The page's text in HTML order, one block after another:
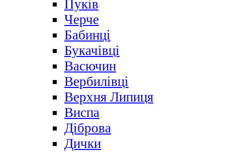
Пуків
Черче
Бабинці
Букачівці
Васючин
Вербилівці
Верхня Липиця
Виспа
Діброва
Дички